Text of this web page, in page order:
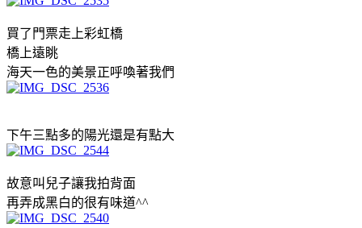
買了門票走上彩虹橋
橋上遠眺
海天一色的美景正呼喚著我們
下午三點多的陽光還是有點大
故意叫兒子讓我拍背面
再弄成黑白的很有味道^^